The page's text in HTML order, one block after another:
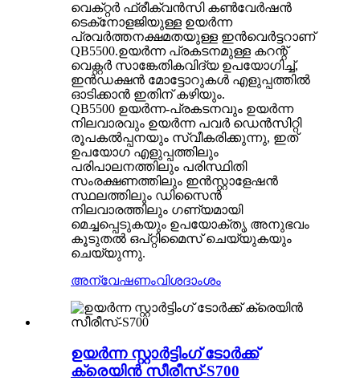
വെക്‌റ്റർ ഫ്രീക്വൻസി കൺവേർഷൻ
ടെക്‌നോളജിയുള്ള ഉയർന്ന
പ്രവർത്തനക്ഷമതയുള്ള ഇൻവെർട്ടറാണ്
QB5500.ഉയർന്ന പ്രകടനമുള്ള കറന്റ്
വെക്റ്റർ സാങ്കേതികവിദ്യ ഉപയോഗിച്ച്,
ഇൻഡക്ഷൻ മോട്ടോറുകൾ എളുപ്പത്തിൽ
ഓടിക്കാൻ ഇതിന് കഴിയും.
QB5500 ഉയർന്ന-പ്രകടനവും ഉയർന്ന
നിലവാരവും ഉയർന്ന പവർ ഡെൻസിറ്റി
രൂപകൽപ്പനയും സ്വീകരിക്കുന്നു, ഇത്
ഉപയോഗ എളുപ്പത്തിലും
പരിപാലനത്തിലും പരിസ്ഥിതി
സംരക്ഷണത്തിലും ഇൻസ്റ്റാളേഷൻ
സ്ഥലത്തിലും ഡിസൈൻ
നിലവാരത്തിലും ഗണ്യമായി
മെച്ചപ്പെടുകയും ഉപയോക്തൃ അനുഭവം
കൂടുതൽ ഒപ്റ്റിമൈസ് ചെയ്യുകയും
ചെയ്യുന്നു.
അന്വേഷണംവിശദാംശം
ഉയർന്ന സ്റ്റാർട്ടിംഗ് ടോർക്ക്
ക്രെയിൻ സീരീസ്-S700